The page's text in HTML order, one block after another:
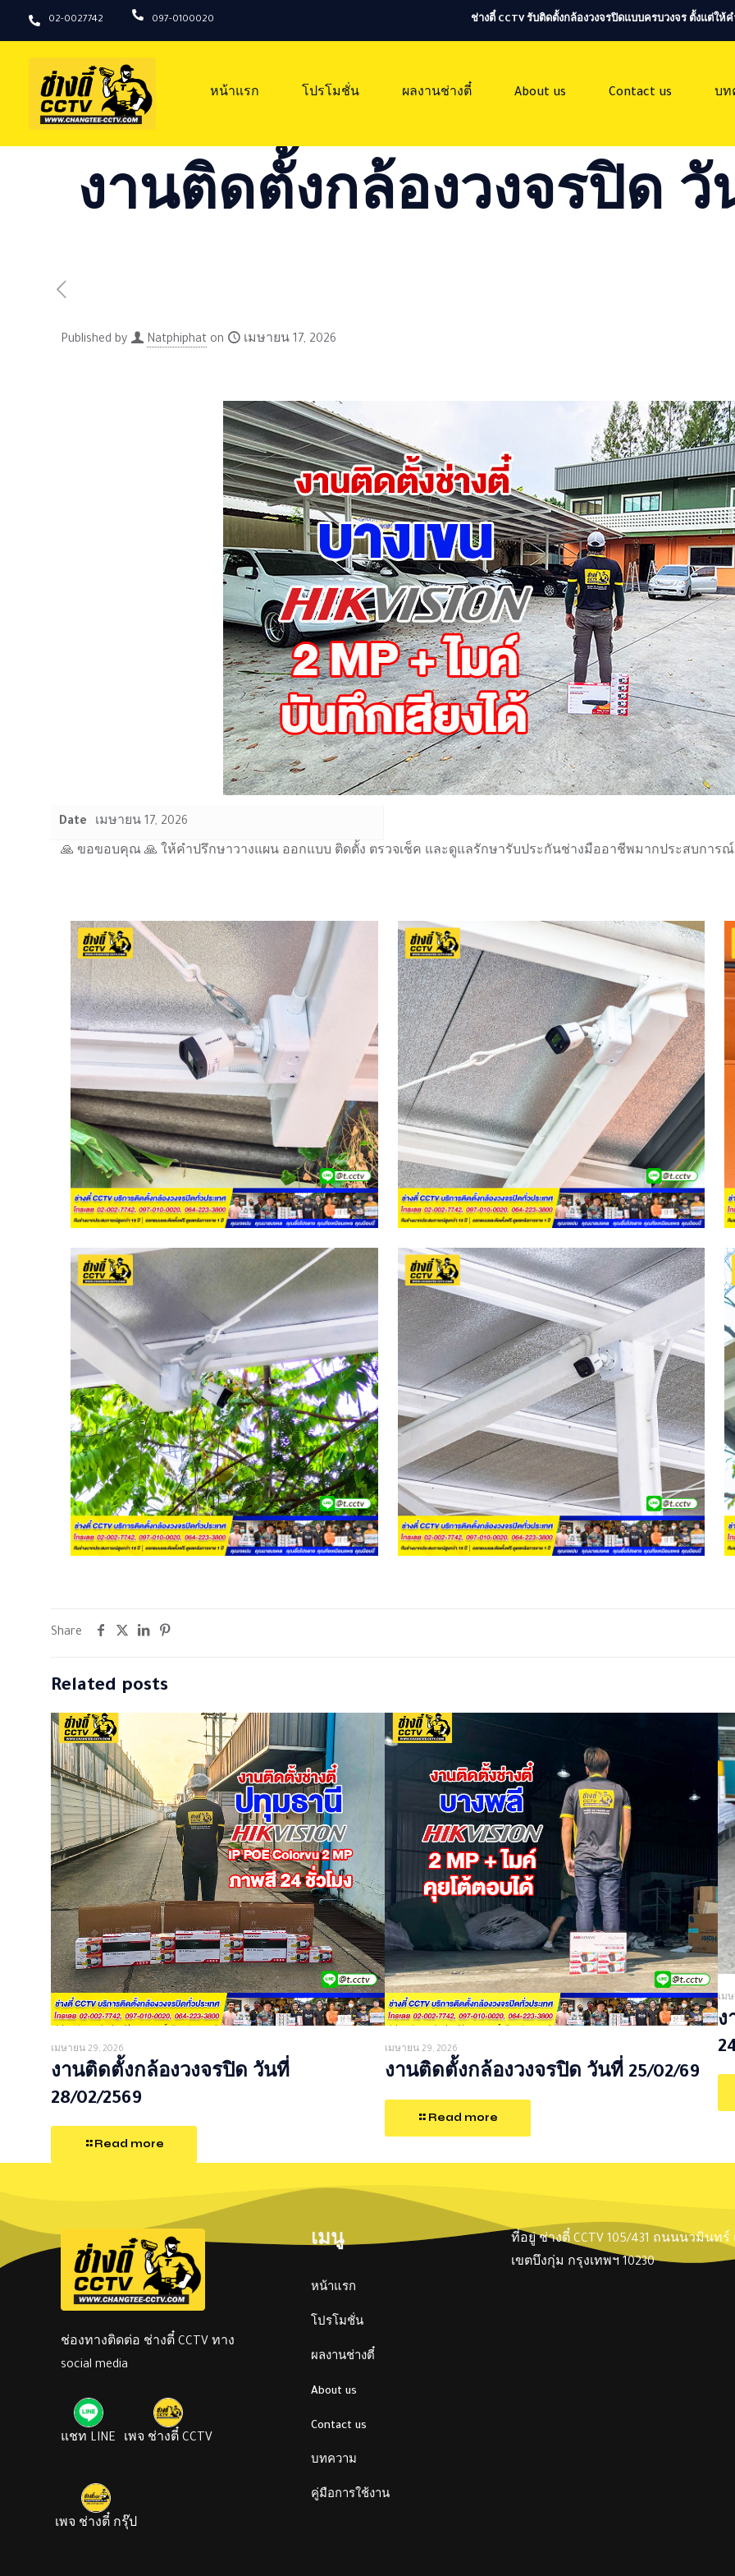
02-0027742 097-0100020 ช่างตี๋ CCTV รับติดตั้งกล้องวงจรปิดแบบครบวงจร ตั้งแต่
หน้าแรก โปรโมชั่น ผลงานช่างตี๋ About us Contact us บท
งานติดตั้งกล้องวงจรปิด วั
Published by Natphiphat on เมษายน 17, 2026
Date เมษายน 17, 2026
🙏 ขอขอบคุณ 🙏 ให้คำปรึกษาวางแผน ออกแบบ ติดตั้ง ตรวจเช็ค และดูแลรักษารับประกันช่างมืออาชีพมากประสบการณ์
Share
Related posts
เมษายน 29, 2026
งานติดตั้งกล้องวงจรปิด วันที่
28/02/2569
Read more
เมษายน 29, 2026
งานติดตั้งกล้องวงจรปิด วันที่ 25/02/69
Read more
เม
ง
ช่องทางติดต่อ ช่างตี๋ CCTV ทาง
social media
แชท LINE เพจ ช่างตี๋ CCTV
เพจ ช่างตี๋ กรุ๊ป
เมนู
หน้าแรก
โปรโมชั่น
ผลงานช่างตี๋
About us
Contact us
บทความ
คู่มือการใช้งาน
ที่อยู่ ช่างตี๋ CCTV 105/431 ถนนนวมินท
เขตบึงกุ่ม กรุงเทพฯ 10230